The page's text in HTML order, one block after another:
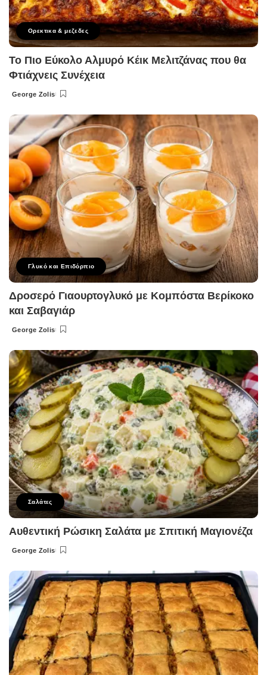
Ορεκτικα & μεζεδες
Το Πιο Εύκολο Αλμυρό Κέικ Μελιτζάνας που θα
Φτιάχνεις Συνέχεια
Posted
George Zolis
Γλυκό και Επιδόρπιο
Δροσερό Γιαουρτογλυκό με Κομπόστα Βερίκοκο
και Σαβαγιάρ
Posted
George Zolis
Σαλάτες
Αυθεντική Ρώσικη Σαλάτα με Σπιτική Μαγιονέζα
Posted
George Zolis